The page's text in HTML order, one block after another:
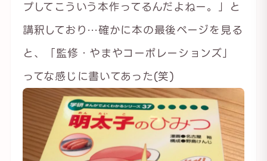
プしてこういう本作ってるんだよねー。」と
講釈しており…確かに本の最後ページを見る
と、「監修・やまやコーポレーションズ」
ってな感じに書いてあった(笑)